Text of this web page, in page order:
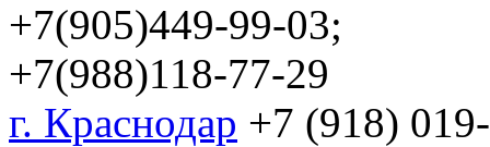
+7(905)449-99-03;
+7(988)118-77-29
г. Краснодар +7 (918)